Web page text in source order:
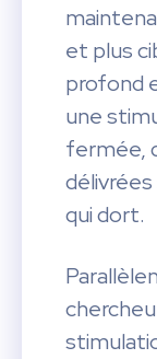
et plus
profond
une
fermée,
qui dort.